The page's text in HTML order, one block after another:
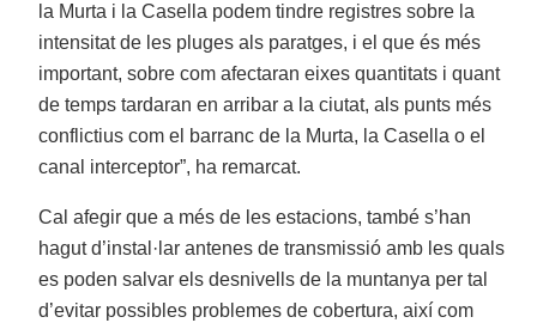
la Murta i la Casella podem tindre registres sobre la
intensitat de les pluges als paratges, i el que és més
important, sobre com afectaran eixes quantitats i quant
de temps tardaran en arribar a la ciutat, als punts més
conflictius com el barranc de la Murta, la Casella o el
canal interceptor”, ha remarcat.
Cal afegir que a més de les estacions, també s’han
hagut d’instal·lar antenes de transmissió amb les quals
es poden salvar els desnivells de la muntanya per tal
d’evitar possibles problemes de cobertura, així com